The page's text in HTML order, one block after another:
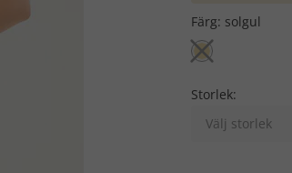
Färg: solgul
Storlek:
Välj storlek